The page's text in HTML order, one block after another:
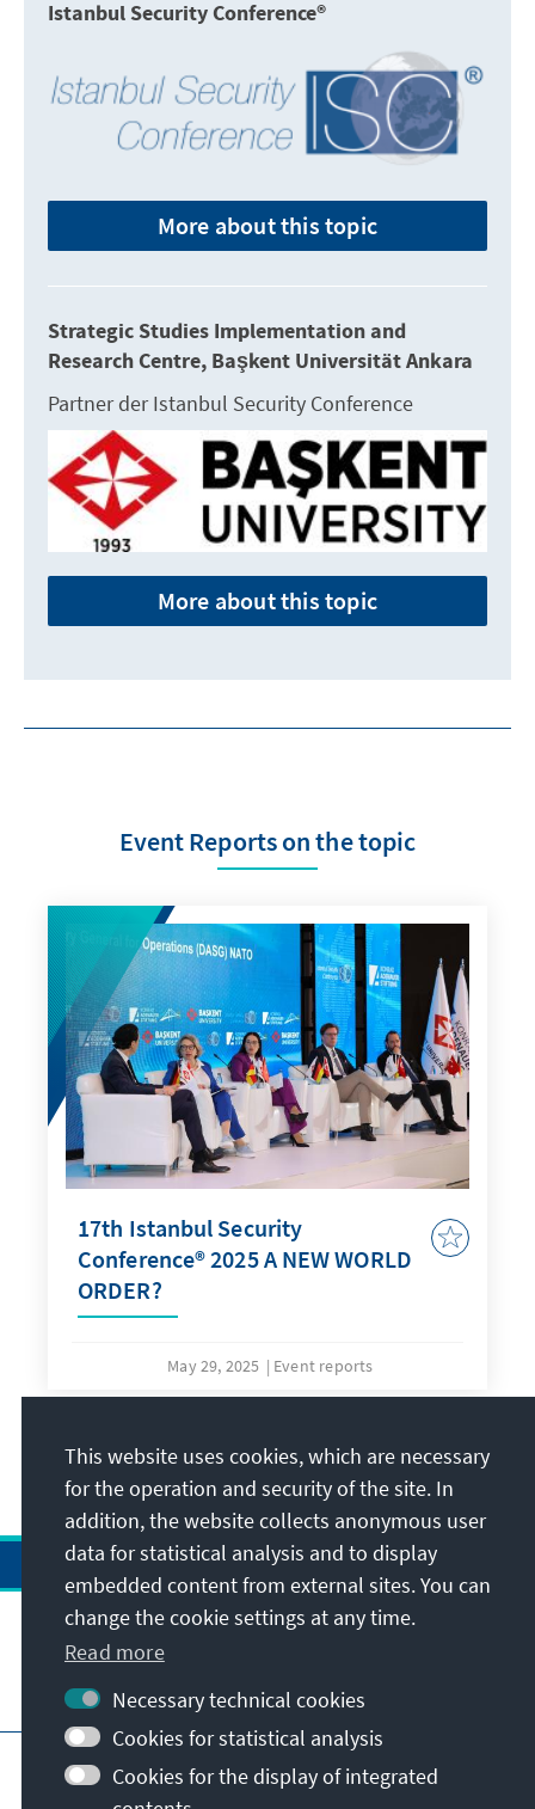
Istanbul Security Conference®
More about this topic
Strategic Studies Implementation and
Research Centre, Başkent Universität Ankara
Partner der Istanbul Security Conference
More about this topic
Event Reports on the topic
17th Istanbul Security
Conference® 2025 A NEW WORLD
ORDER?
May 29, 2025 Event reports
All publications
Visit also
Terms of use
Declaration on accessibility
This website uses cookies, which are necessary
for the operation and security of the site. In
addition, the website collects anonymous user
data for statistical analysis and to display
embedded content from external sites. You can
change the cookie settings at any time.
Read more
Necessary technical cookies
Cookies for statistical analysis
Cookies for the display of integrated